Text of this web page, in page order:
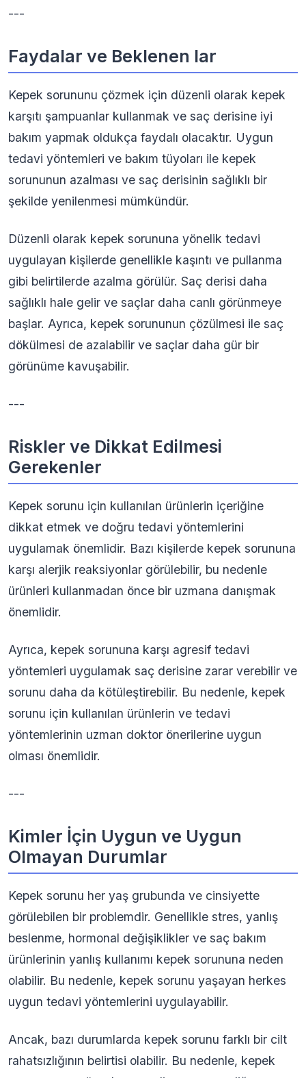
---
Faydalar ve Beklenen lar
Kepek sorununu çözmek için düzenli olarak kepek
karşıtı şampuanlar kullanmak ve saç derisine iyi
bakım yapmak oldukça faydalı olacaktır. Uygun
tedavi yöntemleri ve bakım tüyoları ile kepek
sorununun azalması ve saç derisinin sağlıklı bir
şekilde yenilenmesi mümkündür.
Düzenli olarak kepek sorununa yönelik tedavi
uygulayan kişilerde genellikle kaşıntı ve pullanma
gibi belirtilerde azalma görülür. Saç derisi daha
sağlıklı hale gelir ve saçlar daha canlı görünmeye
başlar. Ayrıca, kepek sorununun çözülmesi ile saç
dökülmesi de azalabilir ve saçlar daha gür bir
görünüme kavuşabilir.
---
Riskler ve Dikkat Edilmesi
Gerekenler
Kepek sorunu için kullanılan ürünlerin içeriğine
dikkat etmek ve doğru tedavi yöntemlerini
uygulamak önemlidir. Bazı kişilerde kepek sorununa
karşı alerjik reaksiyonlar görülebilir, bu nedenle
ürünleri kullanmadan önce bir uzmana danışmak
önemlidir.
Ayrıca, kepek sorununa karşı agresif tedavi
yöntemleri uygulamak saç derisine zarar verebilir ve
sorunu daha da kötüleştirebilir. Bu nedenle, kepek
sorunu için kullanılan ürünlerin ve tedavi
yöntemlerinin uzman doktor önerilerine uygun
olması önemlidir.
---
Kimler İçin Uygun ve Uygun
Olmayan Durumlar
Kepek sorunu her yaş grubunda ve cinsiyette
görülebilen bir problemdir. Genellikle stres, yanlış
beslenme, hormonal değişiklikler ve saç bakım
ürünlerinin yanlış kullanımı kepek sorununa neden
olabilir. Bu nedenle, kepek sorunu yaşayan herkes
uygun tedavi yöntemlerini uygulayabilir.
Ancak, bazı durumlarda kepek sorunu farklı bir cilt
rahatsızlığının belirtisi olabilir. Bu nedenle, kepek